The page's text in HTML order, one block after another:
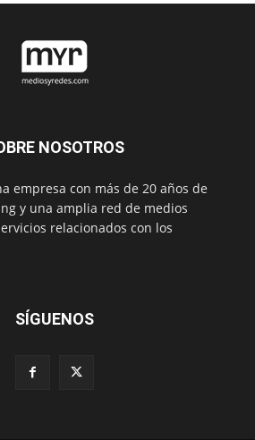
NOSOTROS
empresa con más de 20 años de
y una amplia red de medios
relacionados con los
SÍGUENOS